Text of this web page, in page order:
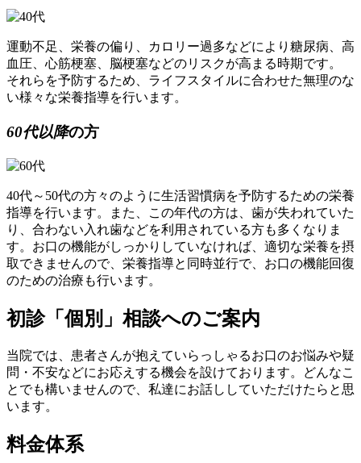
運動不足、栄養の偏り、カロリー過多などにより 糖尿病
高
血圧
心筋梗塞 脳梗塞などのリスクが高まる時期です。
それらを予防するため、ライフスタイルに合わせた無理のな
い様々な栄養指導を行います。
60代以降の方
40代～50代の方々のように生活習慣病を予防するための栄養
指導を行います。また、この年代の方は、歯が失われていた
り、合わない入れ歯などを利用されている方も多くなりま
す。お口の機能がしっかりしていなければ、適切な栄養を摂
取できませんので、栄養指導と同時並行で、 お口の機能回復
のための治療も行います。
初診「個別」相談へのご案内
当院では、患者さんが抱えていらっしゃるお口のお悩みや疑
問・不安などにお応えする機会を設けております。どんなこ
とでも構いませんので、私達にお話ししていただけたらと思
います。
料金体系